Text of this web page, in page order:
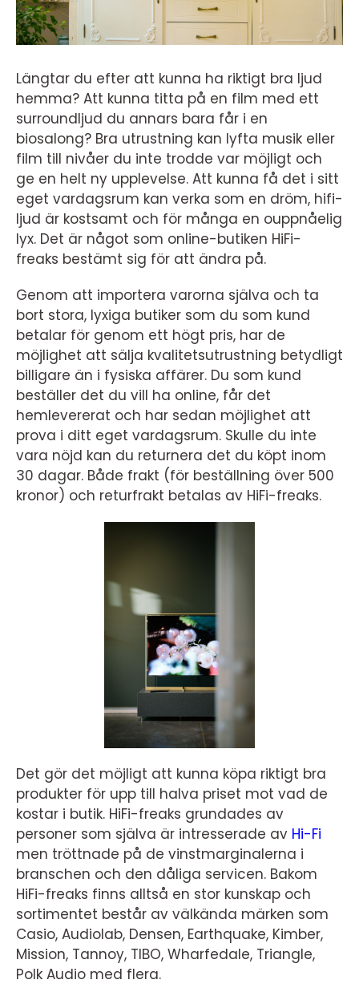
Längtar du efter att kunna ha riktigt bra ljud
hemma? Att kunna titta på en film med ett
surroundljud du annars bara får i en
biosalong? Bra utrustning kan lyfta musik eller
film till nivåer du inte trodde var möjligt och
ge en helt ny upplevelse. Att kunna få det i sitt
eget vardagsrum kan verka som en dröm, hifi-
ljud är kostsamt och för många en ouppnåelig
lyx. Det är något som online-butiken HiFi-
freaks bestämt sig för att ändra på.
Genom att importera varorna själva och ta
bort stora, lyxiga butiker som du som kund
betalar för genom ett högt pris, har de
möjlighet att sälja kvalitetsutrustning betydligt
billigare än i fysiska affärer. Du som kund
beställer det du vill ha online, får det
hemlevererat och har sedan möjlighet att
prova i ditt eget vardagsrum. Skulle du inte
vara nöjd kan du returnera det du köpt inom
30 dagar. Både frakt (för beställning över 500
kronor) och returfrakt betalas av HiFi-freaks.
Det gör det möjligt att kunna köpa riktigt bra
produkter för upp till halva priset mot vad de
kostar i butik. HiFi-freaks grundades av
personer som själva är intresserade av Hi-Fi
men tröttnade på de vinstmarginalerna i
branschen och den dåliga servicen. Bakom
HiFi-freaks finns alltså en stor kunskap och
sortimentet består av välkända märken som
Casio, Audiolab, Densen, Earthquake, Kimber,
Mission, Tannoy, TIBO, Wharfedale, Triangle,
Polk Audio med flera.